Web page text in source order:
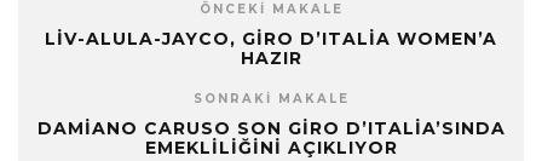
ÖNCEKI MAKALE
LIV-ALULA-JAYCO, GIRO D’ITALIA WOMEN’A
HAZIR
SONRAKI MAKALE
DAMIANO CARUSO SON GIRO D’ITALIA’SINDA
EMEKLILIĞINI AÇIKLIYOR